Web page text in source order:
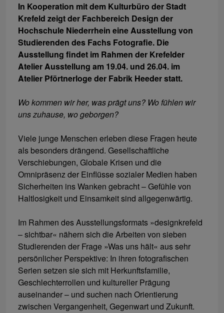
In Kooperation mit dem Kulturbüro der Stadt
Krefeld zeigt der Fachbereich Design der
Hochschule Niederrhein eine Ausstellung von
Studierenden des Fachs Fotografie. Die
Ausstellung findet im Rahmen der Krefelder
Atelier Ausstellung am 19.04. und 26.04. im
Atelier Pförtnerloge der Fabrik Heeder statt.
Wo kommen wir her, was prägt uns? Wo fühlen wir
uns zuhause, wo geborgen?
Viele junge Menschen erleben diese Fragen heute
als besonders drängend. Gesellschaftliche
Verschiebungen, Globale Krisen und die
Omnipräsenz der Einflüsse sozialer Medien haben
Sicherheiten ins Wanken gebracht – Gefühle von
Haltlosigkeit und Einsamkeit sind allgegenwärtig.
Im Rahmen des Ausstellungsformats »designkrefeld
– sichtbar« nähern sich die Arbeiten von sieben
Studierenden der Frage »Was uns hält« aus sehr
persönlicher Perspektive: In ihren fotografischen
Serien setzen sie sich mit Herkunftsfamilie,
Geschlechterrollen und kultureller Prägung
auseinander – und suchen nach Orientierung
zwischen Vergangenheit, Gegenwart und Zukunft.